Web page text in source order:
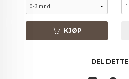
KJØP
DEL DETTE